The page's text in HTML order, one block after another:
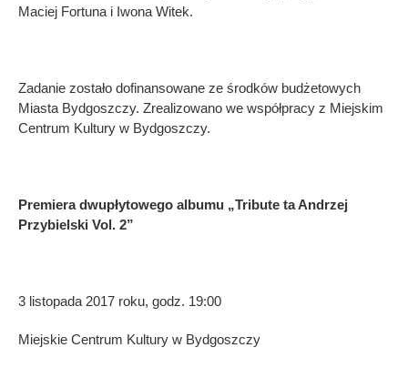
Maciej Fortuna i Iwona Witek.
Zadanie zostało dofinansowane ze środków budżetowych
Miasta Bydgoszczy. Zrealizowano we współpracy z Miejskim
Centrum Kultury w Bydgoszczy.
Premiera dwupłytowego albumu „Tribute ta Andrzej
Przybielski Vol. 2”
3 listopada 2017 roku, godz. 19:00
Miejskie Centrum Kultury w Bydgoszczy